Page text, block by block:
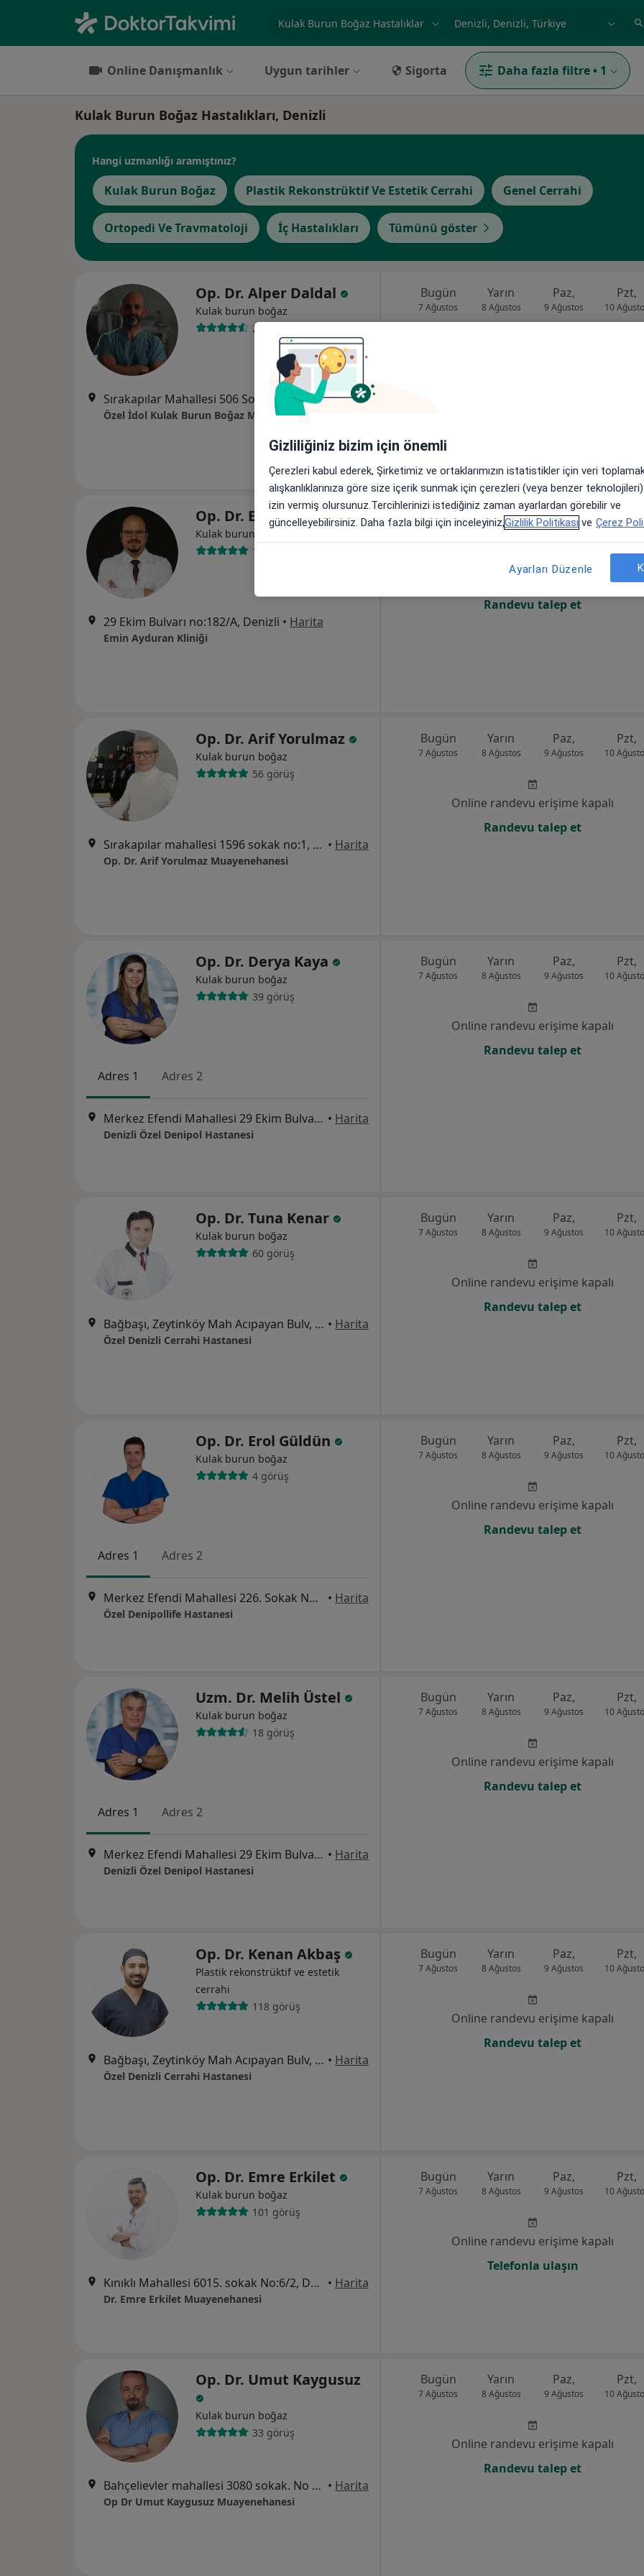
Online Danışmanlık Uygun tarihler Sigorta Daha fazla filtre • 1
Kulak Burun Boğaz Hastalıkları, Denizli
Hangi uzmanlığı aramıştınız?
Kulak Burun Boğaz Plastik Rekonstrüktif Ve Estetik Cerrahi Genel Cerrahi
Ortopedi Ve Travmatoloji İç Hastalıkları Tümünü göster
Op. Dr. Alper Daldal
Kulak burun boğaz
28 görüş
Sırakapılar Mahallesi 506 Sokak No: 14, Denizli •Harita
Özel İdol Kulak Burun Boğaz Merkezi
Bugün
7 Ağustos
Yarın
8 Ağustos
Paz,
9 Ağustos
Pzt,
10
Op. Dr. Emin Ayduran
Kulak burun boğaz
158 görüş
29 Ekim Bulvarı no:182/A, Denizli • Harita
Emin Ayduran Kliniği
Bugün
7 Ağustos
Yarın
8 Ağustos
Paz,
9 Ağustos
Pzt,
10
Online randevu erişime kapalı
Randevu talep et
Op. Dr. Arif Yorulmaz
Kulak burun boğaz
56 görüş
Sırakapılar mahallesi 1596 sokak no:1, Denizli • Harita
Op. Dr. Arif Yorulmaz Muayenehanesi
Bugün
7 Ağustos
Yarın
8 Ağustos
Paz,
9 Ağustos
Pzt,
10
Online randevu erişime kapalı
Randevu talep et
Op. Dr. Derya Kaya
Kulak burun boğaz
39 görüş
Adres 1 Adres 2
Merkez Efendi Mahallesi 29 Ekim Bulvarı No:102, Denizli • Harita
Denizli Özel Denipol Hastanesi
Bugün
7 Ağustos
Yarın
8 Ağustos
Paz,
9 Ağustos
Pzt,
10
Online randevu erişime kapalı
Randevu talep et
Op. Dr. Tuna Kenar
Kulak burun boğaz
60 görüş
Bağbaşı, Zeytinköy Mah Acıpayan Bulv, Antalya Yolu No:5, Denizli • Harita
Özel Denizli Cerrahi Hastanesi
Bugün
7 Ağustos
Yarın
8 Ağustos
Paz,
9 Ağustos
Pzt,
10
Online randevu erişime kapalı
Randevu talep et
Op. Dr. Erol Güldün
Kulak burun boğaz
4 görüş
Adres 1 Adres 2
Merkez Efendi Mahallesi 226. Sokak No:156, Denizli • Harita
Özel Denipollife Hastanesi
Bugün
7 Ağustos
Yarın
8 Ağustos
Paz,
9 Ağustos
Pzt,
10
Online randevu erişime kapalı
Randevu talep et
Uzm. Dr. Melih Üstel
Kulak burun boğaz
18 görüş
Adres 1 Adres 2
Merkez Efendi Mahallesi 29 Ekim Bulvarı No:102, Denizli • Harita
Denizli Özel Denipol Hastanesi
Bugün
7 Ağustos
Yarın
8 Ağustos
Paz,
9 Ağustos
Pzt,
10
Online randevu erişime kapalı
Randevu talep et
Op. Dr. Kenan Akbaş
Plastik rekonstrüktif ve estetik
cerrahi
118 görüş
Bağbaşı, Zeytinköy Mah Acıpayan Bulv, Antalya Yolu No:5, Denizli • Harita
Özel Denizli Cerrahi Hastanesi
Bugün
7 Ağustos
Yarın
8 Ağustos
Paz,
9 Ağustos
Pzt,
10
Online randevu erişime kapalı
Randevu talep et
Op. Dr. Emre Erkilet
Kulak burun boğaz
101 görüş
Kınıklı Mahallesi 6015. sokak No:6/2, Denizli • Harita
Dr. Emre Erkilet Muayenehanesi
Bugün
7 Ağustos
Yarın
8 Ağustos
Paz,
9 Ağustos
Pzt,
10
Online randevu erişime kapalı
Telefonla ulaşın
Op. Dr. Umut Kaygusuz
Kulak burun boğaz
33 görüş
Bahçelievler mahallesi 3080 sokak. No 9 /1 Merkezefendi, Denizli • Harita
Op Dr Umut Kaygusuz Muayenehanesi
Bugün
7 Ağustos
Yarın
8 Ağustos
Paz,
9 Ağustos
Pzt,
10
Online randevu erişime kapalı
Randevu talep et
Gizliliğiniz bizim için önemli
Çerezleri kabul ederek, Şirketimiz ve ortaklarımızın istatistikler için veri
alışkanlıklarınıza göre size içerik sunmak için çerezleri (veya benzer
izin vermiş olursunuz.Tercihlerinizi istediğiniz zaman ayarlardan görebilir ve
güncelleyebilirsiniz. Daha fazla bilgi için inceleyiniz,Gizlilik Politikası ve Çerez
Ayarları Düzenle